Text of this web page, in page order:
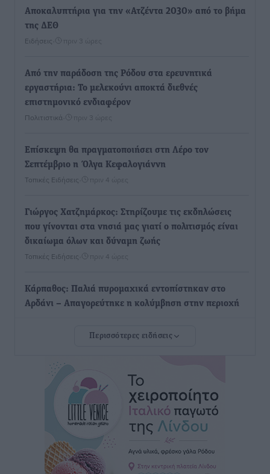
Αποκαλυπτήρια για την «Ατζέντα 2030» από το βήμα
της ΔΕΘ
Ειδήσεις πριν 3 ώρες
Από την παράδοση της Ρόδου στα ερευνητικά
εργαστήρια: Το μελεκούνι αποκτά διεθνές
επιστημονικό ενδιαφέρον
Πολιτιστικά πριν 3 ώρες
Επίσκεψη θα πραγματοποιήσει στη Λέρο τον
Σεπτέμβριο η Όλγα Κεφαλογιάννη
Τοπικές Ειδήσεις πριν 4 ώρες
Γιώργος Χατζημάρκος: Στηρίζουμε τις εκδηλώσεις
που γίνονται στα νησιά μας γιατί ο πολιτισμός είναι
δικαίωμα όλων και δύναμη ζωής
Τοπικές Ειδήσεις πριν 4 ώρες
Κάρπαθος: Παλιά πυρομαχικά εντοπίστηκαν στο
Αρδάνι – Απαγορεύτηκε η κολύμβηση στην περιοχή
εφησυχασμού» – Σε πλήρη ετοιμότητα ο μηχανισμός
πριν 6 ώρες
Καιρός: Επιμένουν οι υψηλές θερμοκρασίες – Ισχυρά
μελτέμια έως 9 μποφόρ, σε «Red Code» 6 περιοχές
Τοπικές Ειδήσεις πριν 6 ώρες
Περισσότερες ειδήσεις